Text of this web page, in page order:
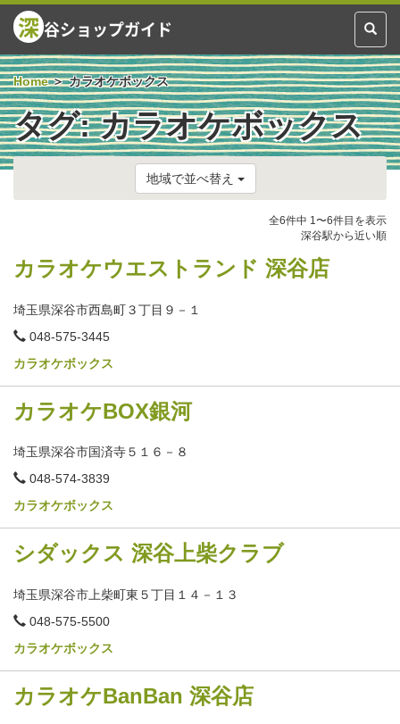
Toggle
深 谷ショップガイド
Home カラオケボックス
タグ:カラオケボックス
地域で並べ替え
全6件中 1〜6件目を表示
深谷駅から近い順
カラオケウエストランド 深谷店
埼玉県深谷市西島町３丁目９－１
電
番
号
048-575-3445
カラオケボックス
カラオケBOX銀河
埼玉県深谷市国済寺５１６－８
電
番
号
048-574-3839
カラオケボックス
シダックス 深谷上柴クラブ
埼玉県深谷市上柴町東５丁目１４－１３
電
番
号
048-575-5500
カラオケボックス
カラオケBanBan 深谷店